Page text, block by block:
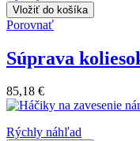
Vložiť do košíka
Porovnať
Súprava
85,18 €
Rýchly náhľad